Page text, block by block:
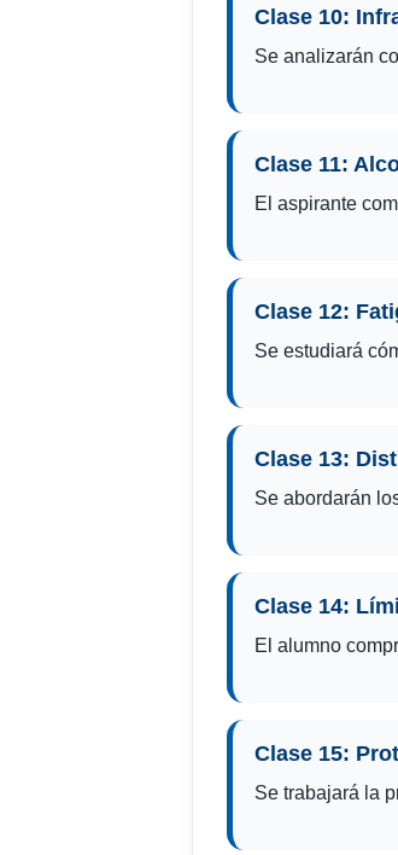
Clase 10:
Se analizarán
Clase 11:
El aspirante
Clase 12:
Se estudiará
Clase 13:
Se abordarán
Clase 14:
El alumno
Clase 15:
Se trabajará la